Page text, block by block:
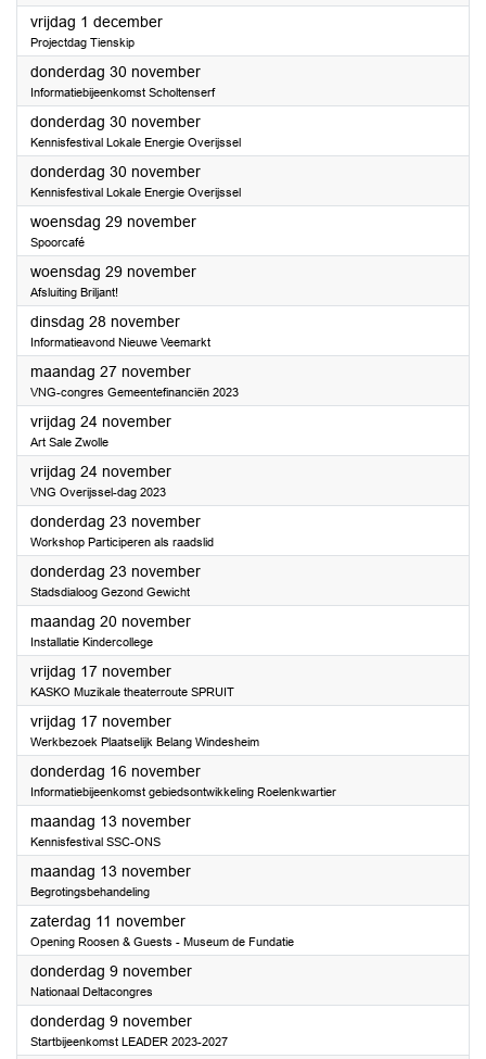
vrijdag 1 december2023
Projectdag Tienskip
donderdag 30 november2023
Informatiebijeenkomst Scholtenserf
donderdag 30 november2023
Kennisfestival Lokale Energie Overijssel
donderdag 30 november2023
Kennisfestival Lokale Energie Overijssel
woensdag 29 november2023
Spoorcafé
woensdag 29 november2023
Afsluiting Briljant!
dinsdag 28 november2023
Informatieavond Nieuwe Veemarkt
maandag 27 november2023
VNG-congres Gemeentefinanciën 2023
vrijdag 24 november2023
Art Sale Zwolle
vrijdag 24 november2023
VNG Overijssel-dag 2023
donderdag 23 november2023
Workshop Participeren als raadslid
donderdag 23 november2023
Stadsdialoog Gezond Gewicht
maandag 20 november2023
Installatie Kindercollege
vrijdag 17 november2023
KASKO Muzikale theaterroute SPRUIT
vrijdag 17 november2023
Werkbezoek Plaatselijk Belang Windesheim
donderdag 16 november2023
Informatiebijeenkomst gebiedsontwikkeling Roelenkwartier
maandag 13 november2023
Kennisfestival SSC-ONS
maandag 13 november2023
Begrotingsbehandeling
zaterdag 11 november2023
Opening Roosen & Guests - Museum de Fundatie
donderdag 9 november2023
Nationaal Deltacongres
donderdag 9 november2023
Startbijeenkomst LEADER 2023-2027